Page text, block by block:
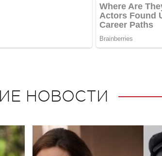
НОВОСТИ